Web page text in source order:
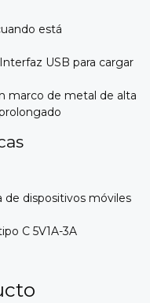
está
USB para cargar
marco de metal de alta
de dispositivos móviles
C 5V1A-3A